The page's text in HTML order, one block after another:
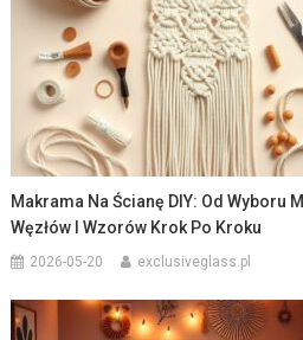
Makrama Na Ścianę DIY: Od Wyboru
Węzłów I Wzorów Krok Po Kroku
2026-05-20 exclusiveglass.pl